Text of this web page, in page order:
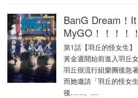
BanG Dream！
MyGO！！！！！
第1話【羽丘的怪女生
黃金週開始前進入羽丘
羽丘很流行組樂團後急
而她邀請「羽丘的怪女
後……。....